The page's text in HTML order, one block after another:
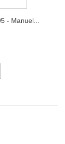
- Manuel...